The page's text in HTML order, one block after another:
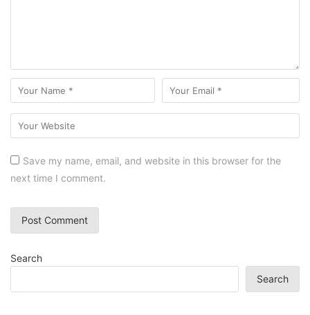
Save my name, email, and website in this browser for the
next time I comment.
Search
Search